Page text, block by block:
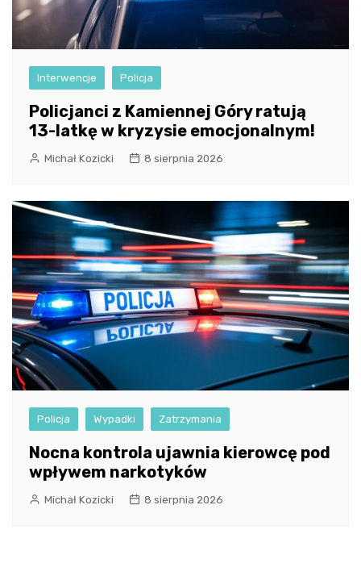
Interwencje Policja
Policjanci z Kamiennej Góry ratują
13-latkę w kryzysie emocjonalnym!
Michał Kozicki 8 sierpnia 2026
Policja Wypadki Zatrzymania
Nocna kontrola ujawnia kierowcę pod
wpływem narkotyków
Michał Kozicki 8 sierpnia 2026